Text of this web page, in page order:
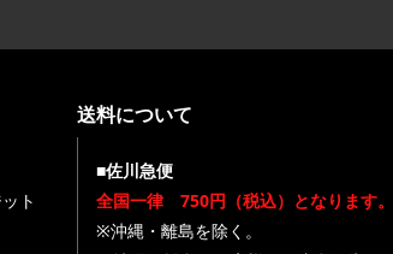
ト
送料について
■佐川急便
全国一律 750円（税込）となります。
※沖縄・離島を除く。